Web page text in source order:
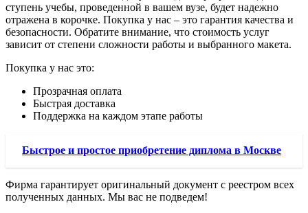
ступень учебы, проведенной в вашем вузе, будет надежно
отражена в корочке. Покупка у нас – это гарантия качества и
безопасности. Обратите внимание, что стоимость услуг
зависит от степени сложности работы и выбранного макета.
Покупка у нас это:
Прозрачная оплата
Быстрая доставка
Поддержка на каждом этапе работы
Быстрое и простое приобретение диплома в Москве
Фирма гарантирует оригинальный документ с реестром всех
полученных данных. Мы вас не подведем!